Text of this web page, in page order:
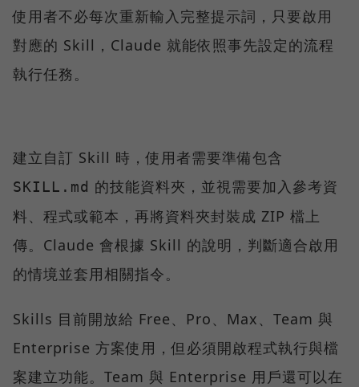
使用者不必每次重新輸入完整提示詞，只要啟用
對應的 Skill，Claude 就能依照事先設定的流程
執行任務。
建立自訂 Skill 時，使用者需要準備包含
SKILL.md 的技能資料夾，並視需要加入參考資
料、程式或範本，再將資料夾封裝成 ZIP 檔上
傳。Claude 會根據 Skill 的說明，判斷適合啟用
的情境並套用相關指令。
Skills 目前開放給 Free、Pro、Max、Team 與
Enterprise 方案使用，但必須開啟程式執行與檔
案建立功能。Team 與 Enterprise 用戶還可以在